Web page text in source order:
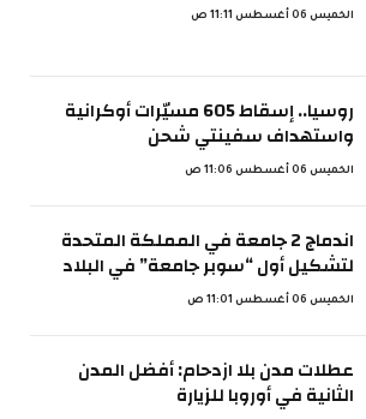
الخميس 06 أغسطس 11:11 ص
روسيا.. إسقاط 605 مسيّرات أوكرانية
واستهداف سفينتي شحن
الخميس 06 أغسطس 11:06 ص
اندماج 2 جامعة في المملكة المتحدة
لتشكيل أول “سوبر جامعة” في البلاد
الخميس 06 أغسطس 11:01 ص
عطلات مدن بلا ازدحام: أفضل المدن
الثانية في أوروبا للزيارة